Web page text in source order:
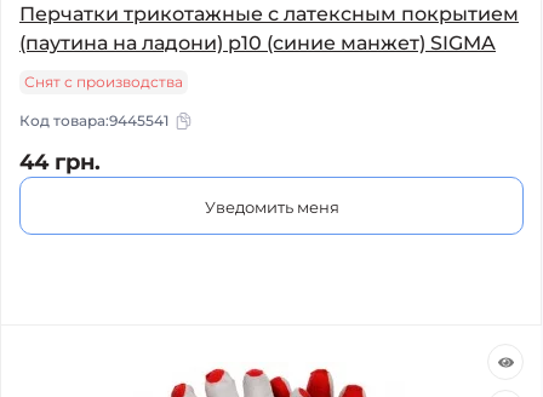
Перчатки трикотажные с латексным покрытием
(паутина на ладони) р10 (синие манжет) SIGMA
Снят с производства
Код товара:9445541
44 грн.
Уведомить меня